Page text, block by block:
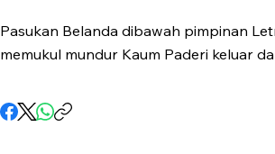
Pasukan Belanda dibawah pimpinan
memukul mundur Kaum Paderi keluar